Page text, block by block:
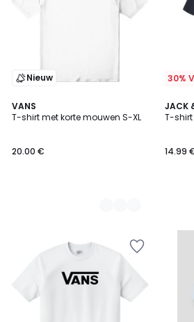
Nieuw
VANS
T-shirt met korte mouwen S-XL
20.00 €
3
Kleuren
30%
JACK
T-
14.99
2